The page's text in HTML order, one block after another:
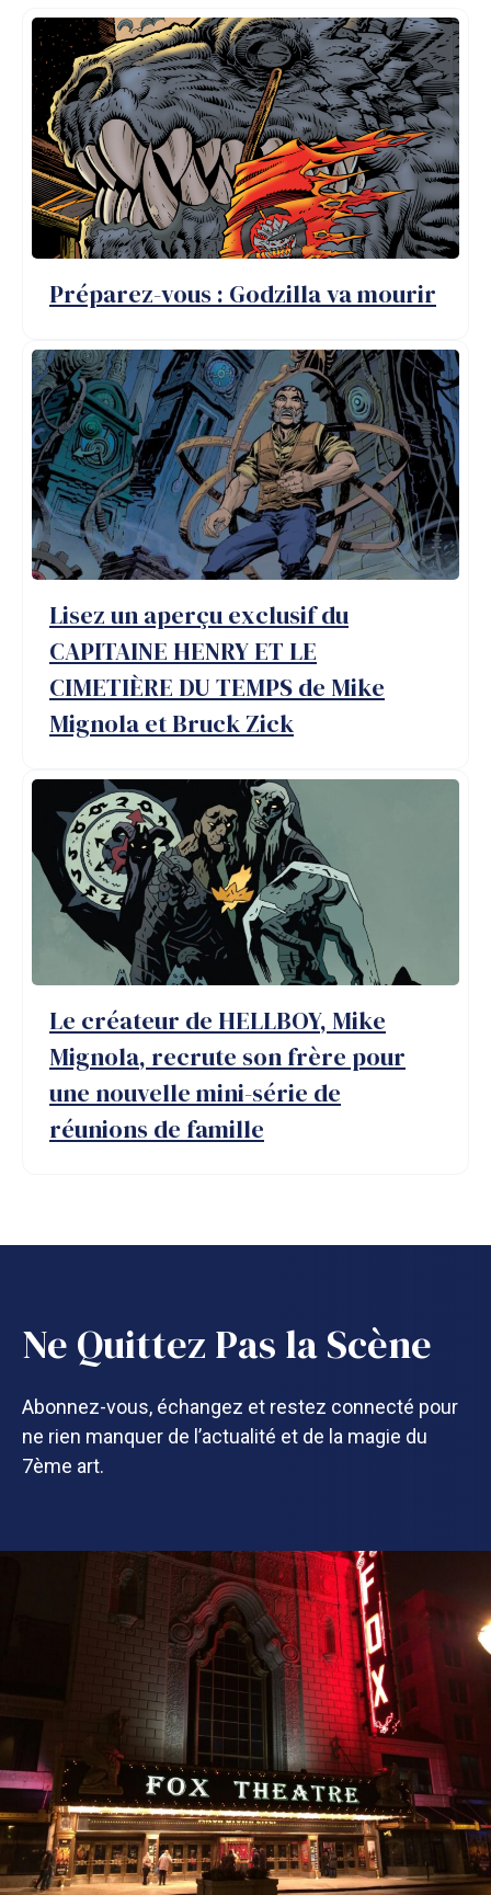
Balises
du
message :
#anéké
#Lapin
Cullen
d'allumage
de
déchirure
Préparez-vous : Godzilla va mourir
Lisez un aperçu exclusif du
CAPITAINE HENRY ET LE
CIMETIÈRE DU TEMPS de Mike
Mignola et Bruck Zick
Le créateur de HELLBOY, Mike
Mignola, recrute son frère pour
une nouvelle mini-série de
réunions de famille
Ne Quittez Pas la Scène
Abonnez-vous, échangez et restez connecté pour
ne rien manquer de l’actualité et de la magie du
7ème art.